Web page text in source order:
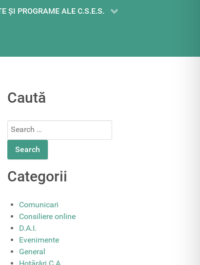
ŞI PROGRAME ALE C.S.E.S.
Caută
Search
Categorii
Comunicari
Consiliere online
D.A.I.
Evenimente
General